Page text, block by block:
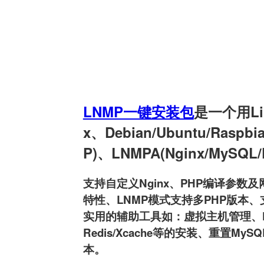
LNMP一键安装包是一个用
x、Debian/Ubuntu/
P)、LNMPA(Nginx/
支持自定义Nginx、PHP编译参数及
特性、LNMP模式支持多PHP版本
实用的辅助工具如：虚拟主机管理
Redis/Xcache等的安装、重置
本。